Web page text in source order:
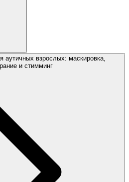
аутичных взрослых: маскировка,
и стимминг